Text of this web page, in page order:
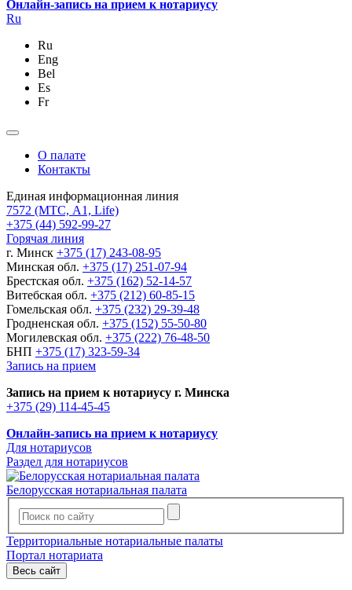
Онлайн-запись на прием к нотариусу
Ru
Ru
Eng
Bel
Es
Fr
О палате
Контакты
Единая информационная линия
7572 (МТС, A1, Life)
+375 (44) 592-99-27
Горячая линия
г. Минск +375 (17) 243-08-95
Минская обл. +375 (17) 251-07-94
Брестская обл. +375 (162) 52-14-57
Витебская обл. +375 (212) 60-85-15
Гомельская обл. +375 (232) 29-39-48
Гродненская обл. +375 (152) 55-50-80
Могилевская обл. +375 (222) 76-48-50
БНП +375 (17) 323-59-34
Запись на прием
Запись на прием к нотариусу г. Минска
+375 (29) 114-45-45
Онлайн-запись на прием к нотариусу
Для нотариусов
Раздел для нотариусов
Белорусская нотариальная палата
Территориальные нотариальные палаты
Портал нотариата
Весь сайт